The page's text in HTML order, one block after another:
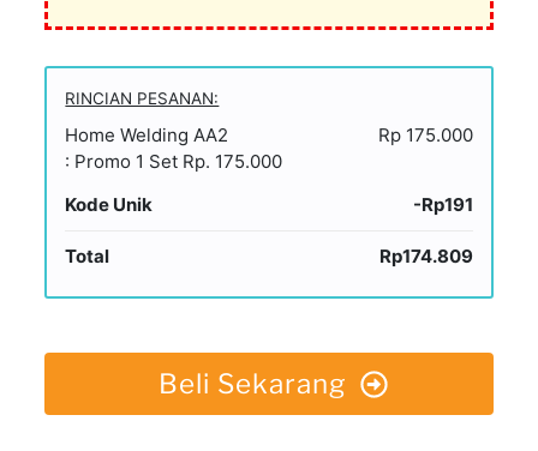
RINCIAN PESANAN:
Home Welding AA2
: Promo 1 Set Rp. 175.000
Rp 175.000
Kode Unik -Rp191
Total Rp174.809
Beli Sekarang